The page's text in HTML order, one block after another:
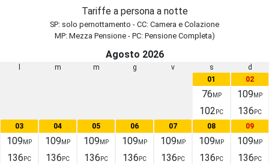
Tariffe a persona a notte
SP: solo pernottamento - CC: Camera e Colazione
MP: Mezza Pensione - PC: Pensione Completa)
Agosto 2026
m m g v s
d
01
76 MP
102 PC
02
109 MP
136 PC
03
109 MP
136 PC
04
109 MP
136 PC
05
109 MP
136 PC
06
109 MP
136 PC
07
109 MP
136 PC
08
109 MP
136 PC
09
109 MP
136 PC